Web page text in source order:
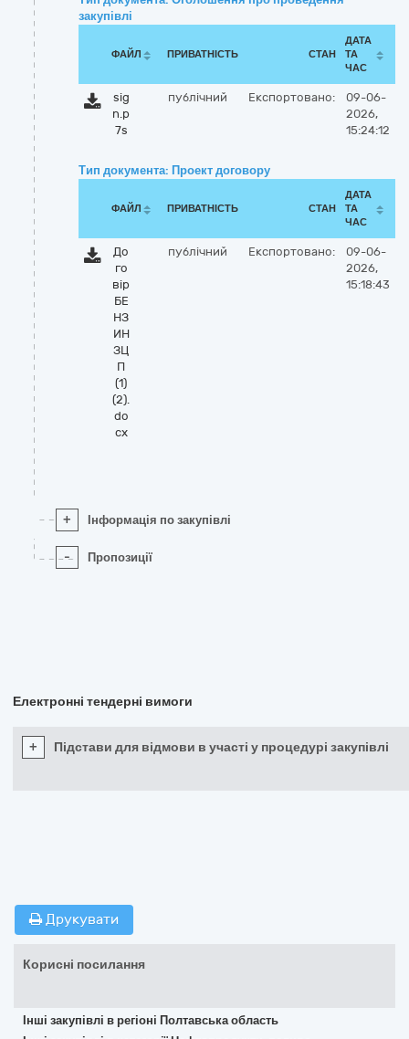
закупівлі
ФАЙЛ ПРИВАТНІСТЬ СТАН
ДАТА
ТА
ЧАС
sig
n.p
7s
публічний Експортовано:
09-06-
2026,
15:24:12
Тип документа: Проект договору
ФАЙЛ ПРИВАТНІСТЬ СТАН
ДАТА
ТА
ЧАС
До
го
вір
БЕ
НЗ
ИН
ЗЦ
П
(1)
(2).
do
cx
публічний Експортовано:
09-06-
2026,
15:18:43
+ Інформація по закупівлі
- Пропозиції
Електронні тендерні вимоги
+ Підстави для відмови в участі у процедурі закупівлі
Друкувати
Корисні посилання
Інші закупівлі в регіоні Полтавська область